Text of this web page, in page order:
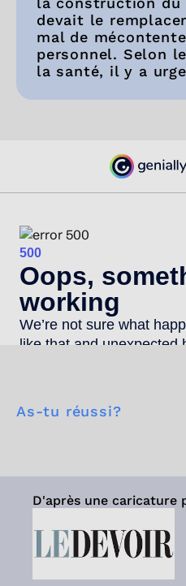
devait le
mal de
personnel. Selon
la santé, il y a
As-tu réussi?
D'après une caricature